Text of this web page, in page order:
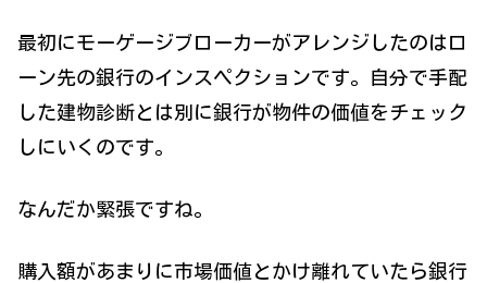
最初にモーゲージブローカーがアレンジしたのはロ
ーン先の銀行のインスペクションです。自分で手配
した建物診断とは別に銀行が物件の価値をチェック
しにいくのです。
なんだか緊張ですね。
購入額があまりに市場価値とかけ離れていたら銀行